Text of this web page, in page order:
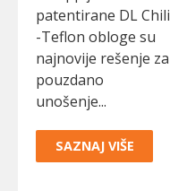
patentirane DL Chili
-Teflon obloge su
najnovije rešenje za
pouzdano
unošenje...
SAZNAJ VIŠE